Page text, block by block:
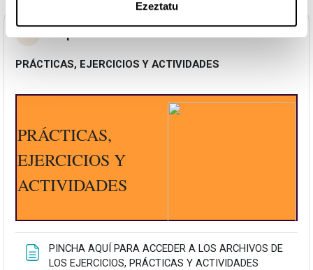
Ezeztatu
Tolestu
PRÁCTICAS, EJERCICIOS Y ACTIVIDADES
PRÁCTICAS,
EJERCICIOS Y
ACTIVIDADES
PINCHA AQUÍ PARA ACCEDER A LOS ARCHIVOS DE
LOS EJERCICIOS, PRÁCTICAS Y ACTIVIDADES